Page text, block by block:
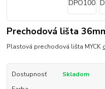
Prechodová lišta
Plastová prechodová lišta MYCK
Dostupnosť
Skladom